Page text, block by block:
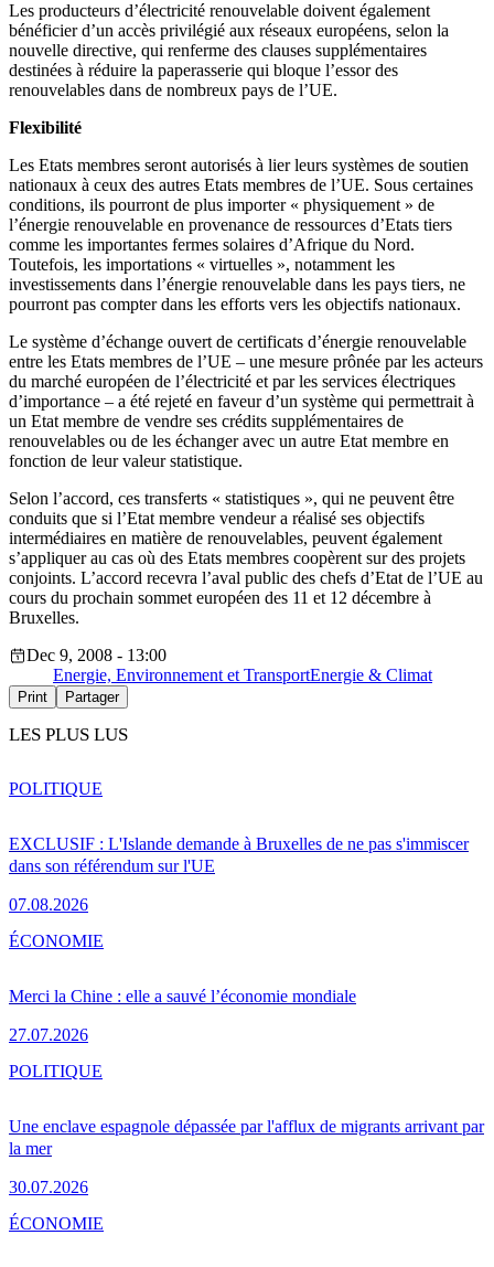
Les producteurs d’électricité renouvelable doivent également
bénéficier d’un accès privilégié aux réseaux européens, selon la
nouvelle directive, qui renferme des clauses supplémentaires
destinées à réduire la paperasserie qui bloque l’essor des
renouvelables dans de nombreux pays de l’UE.
Flexibilité
Les Etats membres seront autorisés à lier leurs systèmes de soutien
nationaux à ceux des autres Etats membres de l’UE. Sous certaines
conditions, ils pourront de plus importer « physiquement » de
l’énergie renouvelable en provenance de ressources d’Etats tiers
comme les importantes fermes solaires d’Afrique du Nord.
Toutefois, les importations « virtuelles », notamment les
investissements dans l’énergie renouvelable dans les pays tiers, ne
pourront pas compter dans les efforts vers les objectifs nationaux.
Le système d’échange ouvert de certificats d’énergie renouvelable
entre les Etats membres de l’UE – une mesure prônée par les acteurs
du marché européen de l’électricité et par les services électriques
d’importance – a été rejeté en faveur d’un système qui permettrait à
un Etat membre de vendre ses crédits supplémentaires de
renouvelables ou de les échanger avec un autre Etat membre en
fonction de leur valeur statistique.
Selon l’accord, ces transferts « statistiques », qui ne peuvent être
conduits que si l’Etat membre vendeur a réalisé ses objectifs
intermédiaires en matière de renouvelables, peuvent également
s’appliquer au cas où des Etats membres coopèrent sur des projets
conjoints. L’accord recevra l’aval public des chefs d’Etat de l’UE au
cours du prochain sommet européen des 11 et 12 décembre à
Bruxelles.
Dec 9, 2008 - 13:00
Energie, Environnement et TransportEnergie & Climat
Print Partager
LES PLUS LUS
EXCLUSIF : L'Islande demande à Bruxelles de ne pas s'immiscer
dans son référendum sur l'UE
07.08.2026
POLITIQUE
Merci la Chine : elle a sauvé l’économie mondiale
27.07.2026
ÉCONOMIE
Une enclave espagnole dépassée par l'afflux de migrants arrivant par
la mer
30.07.2026
POLITIQUE
ÉCONOMIE